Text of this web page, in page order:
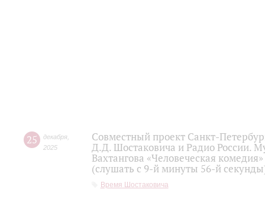
25 декабря
2025
Совместный проект Санкт-
Д.Д. Шостаковича и Радио России.
Вахтангова «Человеческая
(слушать с 9-й минуты 56-й
Время Шостаковича